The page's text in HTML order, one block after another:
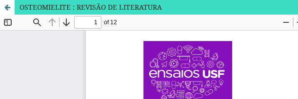
OSTEOMIELITE : REVISÃO DE LITERATURA